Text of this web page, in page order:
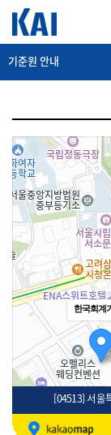
기준원 안내
한국회계
[04513] 서울